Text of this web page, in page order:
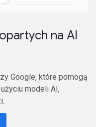
na AI
Google, które pomogą
modeli AI,